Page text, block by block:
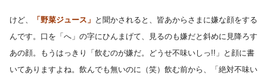
けど、 「野菜ジュース」 と聞かされると、皆あからさまに嫌な顔をする
んです。口を「へ」の字にひんまげて、見るのも嫌だと斜めに見降ろす
あの顔。もうはっきり「飲むのが嫌だ。どうせ不味いしっ!!」と顔に書
いてありますよね。飲んでも無いのに（笑）飲む前から、「絶対不味い